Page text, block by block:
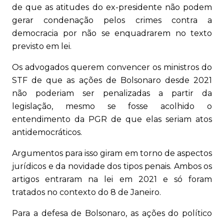
de que as atitudes do ex-presidente não podem
gerar condenação pelos crimes contra a
democracia por não se enquadrarem no texto
previsto em lei.
Os advogados querem convencer os ministros do
STF de que as ações de Bolsonaro desde 2021
não poderiam ser penalizadas a partir da
legislação, mesmo se fosse acolhido o
entendimento da PGR de que elas seriam atos
antidemocráticos.
Argumentos para isso giram em torno de aspectos
jurídicos e da novidade dos tipos penais. Ambos os
artigos entraram na lei em 2021 e só foram
tratados no contexto do 8 de Janeiro.
Para a defesa de Bolsonaro, as ações do político